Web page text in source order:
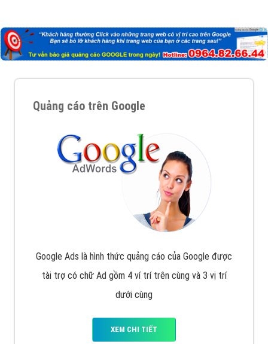
Quảng cáo trên Google
Google Ads là hình thức quảng cáo của Google được
tài trợ có chữ Ad gồm 4 ví trí trên cùng và 3 vị trí
dưới cùng
XEM CHI TIẾT